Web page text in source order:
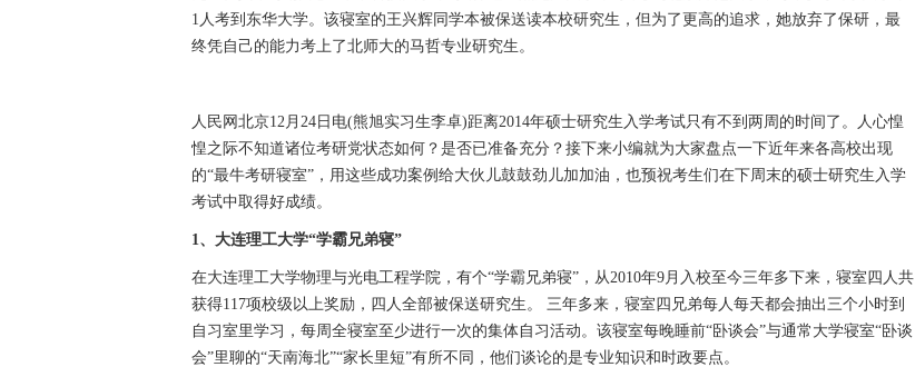
1人考到东华大学。该寝室的王兴辉同学本被保送读本校研究生，但为了更高的追求，她放弃了保研，最
终凭自己的能力考上了北师大的马哲专业研究生。
人民网北京12月24日电(熊旭实习生李卓)距离2014年硕士研究生入学考试只有不到两周的时间了。人心惶
惶之际不知道诸位考研党状态如何？是否已准备充分？接下来小编就为大家盘点一下近年来各高校出现
的“最牛考研寝室”，用这些成功案例给大伙儿鼓鼓劲儿加加油，也预祝考生们在下周末的硕士研究生入学
考试中取得好成绩。
1、大连理工大学“学霸兄弟寝”
在大连理工大学物理与光电工程学院，有个“学霸兄弟寝”，从2010年9月入校至今三年多下来，寝室四人共
获得117项校级以上奖励，四人全部被保送研究生。 三年多来，寝室四兄弟每人每天都会抽出三个小时到
自习室里学习，每周全寝室至少进行一次的集体自习活动。该寝室每晚睡前“卧谈会”与通常大学寝室“卧谈
会”里聊的“天南海北”“家长里短”有所不同，他们谈论的是专业知识和时政要点。